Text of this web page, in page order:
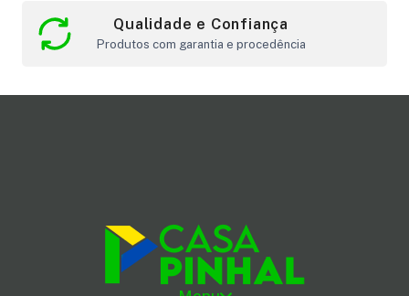
Qualidade e Confiança
Produtos com garantia e procedência